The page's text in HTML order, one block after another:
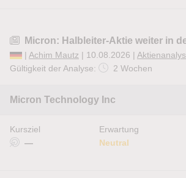
Micron: Halbleiter-Aktie weiter in
| Achim Mautz | 10.08.2026 |
Gültigkeit der Analyse:
2 Wochen
Micron Technology Inc
Kursziel
—
Erwartung
Neutral